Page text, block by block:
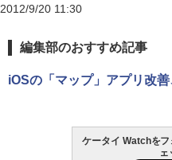
2012/9/20 11:30
編集部のおすすめ記事
iOSの「マップ」アプリ改
ケータイ Watchを
ェ